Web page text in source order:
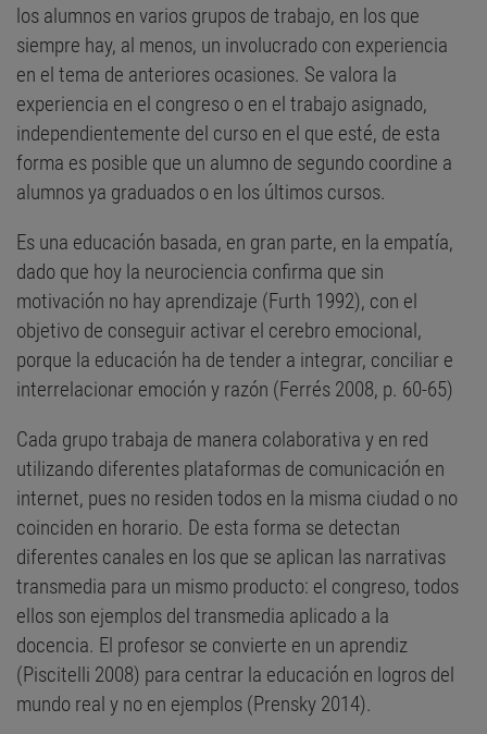
los alumnos en varios grupos de trabajo, en los que
siempre hay, al menos, un involucrado con experiencia
en el tema de anteriores ocasiones. Se valora la
experiencia en el congreso o en el trabajo asignado,
independientemente del curso en el que esté, de esta
forma es posible que un alumno de segundo coordine a
alumnos ya graduados o en los últimos cursos.
Es una educación basada, en gran parte, en la empatía,
dado que hoy la neurociencia confirma que sin
motivación no hay aprendizaje (Furth 1992), con el
objetivo de conseguir activar el cerebro emocional,
porque la educación ha de tender a integrar, conciliar e
interrelacionar emoción y razón (Ferrés 2008, p. 60-65)
Cada grupo trabaja de manera colaborativa y en red
utilizando diferentes plataformas de comunicación en
internet, pues no residen todos en la misma ciudad o no
coinciden en horario. De esta forma se detectan
diferentes canales en los que se aplican las narrativas
transmedia para un mismo producto: el congreso, todos
ellos son ejemplos del transmedia aplicado a la
docencia. El profesor se convierte en un aprendiz
(Piscitelli 2008) para centrar la educación en logros del
mundo real y no en ejemplos (Prensky 2014).